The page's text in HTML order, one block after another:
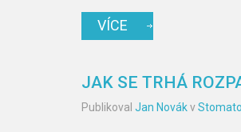
VÍCE
JAK SE TRHÁ
Publikoval Jan Novákv